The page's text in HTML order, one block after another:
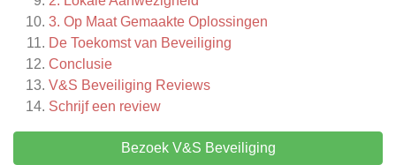
3. Op Maat Gemaakte Oplossingen
De Toekomst van Beveiliging
Conclusie
V&S Beveiliging Reviews
Schrijf een review
Bezoek V&S Beveiliging